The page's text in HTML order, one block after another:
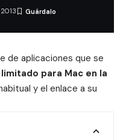
de aplicaciones que se
para Mac en la
y el enlace a su